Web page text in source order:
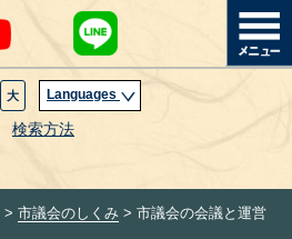
大 Languages
検索方法
> 市議会のしくみ > 市議会の会議と運営